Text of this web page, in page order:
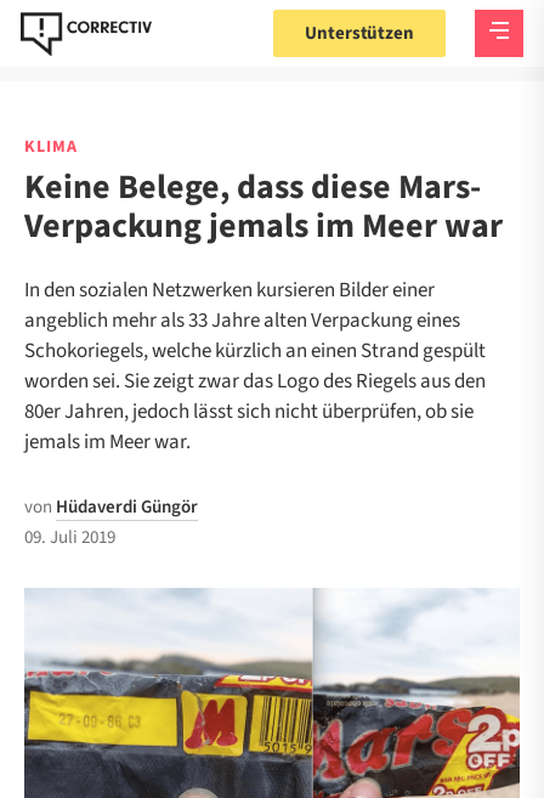
Unterstützen
KLIMA
Keine Belege, dass diese Mars-
Verpackung jemals im Meer war
In den sozialen Netzwerken kursieren Bilder einer
angeblich mehr als 33 Jahre alten Verpackung eines
Schokoriegels, welche kürzlich an einen Strand gespült
worden sei. Sie zeigt zwar das Logo des Riegels aus den
80er Jahren, jedoch lässt sich nicht überprüfen, ob sie
jemals im Meer war.
von Hüdaverdi Güngör
09. Juli 2019